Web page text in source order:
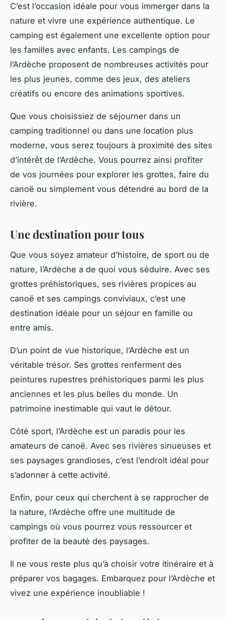
C’est l’occasion idéale pour vous immerger dans la
nature et vivre une expérience authentique. Le
camping est également une excellente option pour
les familles avec enfants. Les campings de
l’Ardèche proposent de nombreuses activités pour
les plus jeunes, comme des jeux, des ateliers
créatifs ou encore des animations sportives.
Que vous choisissiez de séjourner dans un
camping traditionnel ou dans une location plus
moderne, vous serez toujours à proximité des sites
d’intérêt de l’Ardèche. Vous pourrez ainsi profiter
de vos journées pour explorer les grottes, faire du
canoë ou simplement vous détendre au bord de la
rivière.
Une destination pour tous
Que vous soyez amateur d’histoire, de sport ou de
nature, l’Ardèche a de quoi vous séduire. Avec ses
grottes préhistoriques, ses rivières propices au
canoë et ses campings conviviaux, c’est une
destination idéale pour un séjour en famille ou
entre amis.
D’un point de vue historique, l’Ardèche est un
véritable trésor. Ses grottes renferment des
peintures rupestres préhistoriques parmi les plus
anciennes et les plus belles du monde. Un
patrimoine inestimable qui vaut le détour.
Côté sport, l’Ardèche est un paradis pour les
amateurs de canoë. Avec ses rivières sinueuses et
ses paysages grandioses, c’est l’endroit idéal pour
s’adonner à cette activité.
Enfin, pour ceux qui cherchent à se rapprocher de
la nature, l’Ardèche offre une multitude de
campings où vous pourrez vous ressourcer et
profiter de la beauté des paysages.
Il ne vous reste plus qu’à choisir votre itinéraire et à
préparer vos bagages. Embarquez pour l’Ardèche et
vivez une expérience inoubliable !